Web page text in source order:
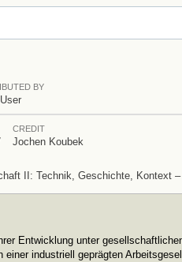
BY
CREDIT
Jochen Koubek
II: Technik, Geschichte, Kontext
Entwicklung unter
industriell geprägten